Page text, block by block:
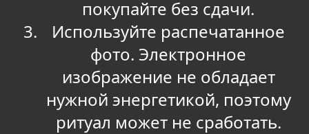
покупайте без сдачи.
Используйте распечатанное
фото. Электронное
изображение не обладает
нужной энергетикой, поэтому
ритуал может не сработать.